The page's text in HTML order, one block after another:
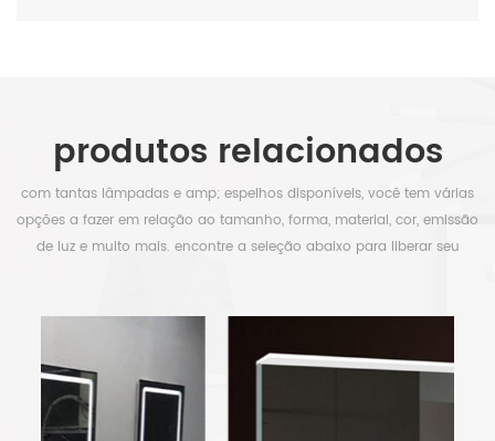
produtos relacionados
com tantas lâmpadas e amp; espelhos disponíveis, você tem várias
opções a fazer em relação ao tamanho, forma, material, cor, emissão
de luz e muito mais. encontre a seleção abaixo para liberar seu